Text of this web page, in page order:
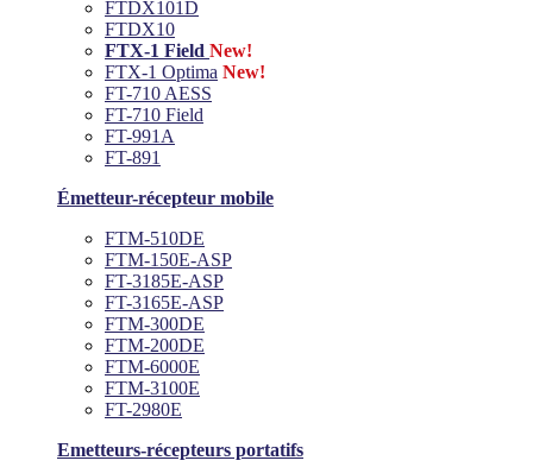
FTDX101D
FTDX10
FTX-1 Field New!
FTX-1 Optima New!
FT-710 AESS
FT-710 Field
FT-991A
FT-891
Émetteur-récepteur mobile
FTM-510DE
FTM-150E-ASP
FT-3185E-ASP
FT-3165E-ASP
FTM-300DE
FTM-200DE
FTM-6000E
FTM-3100E
FT-2980E
Emetteurs-récepteurs portatifs